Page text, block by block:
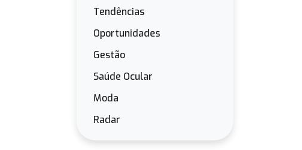
Tendências
Oportunidades
Gestão
Saúde Ocular
Moda
Radar